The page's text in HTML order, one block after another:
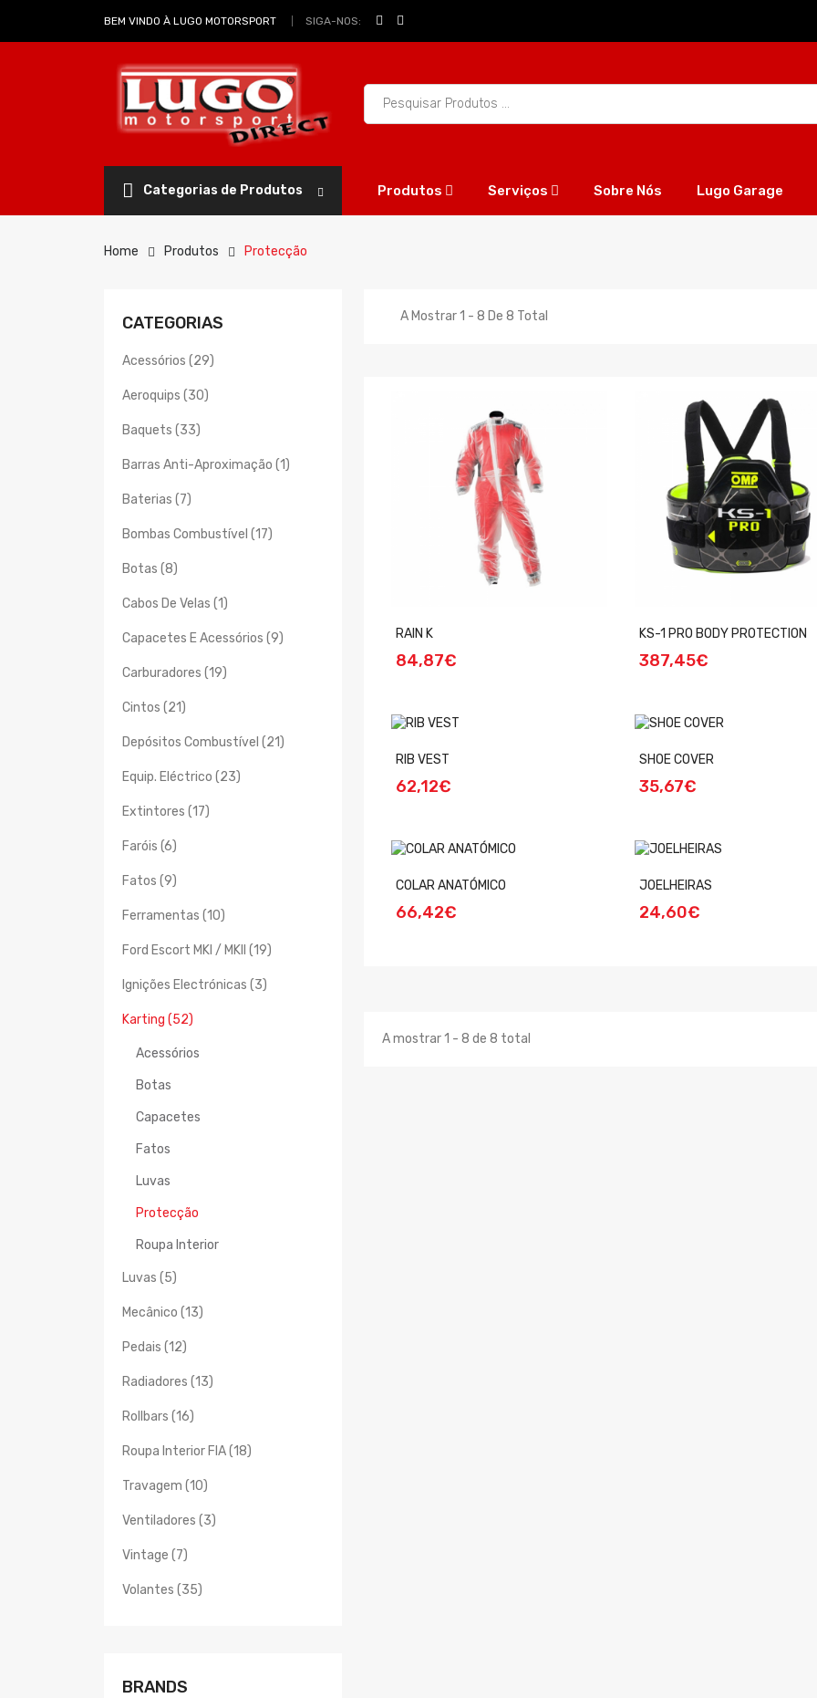
BEM VINDO À LUGO MOTORSPORT SIGA-NOS:
Categorias de Produtos Produtos Serviços Sobre Nós Lugo Garage
Home Produtos Protecção
A Mostrar 1 - 8 De 8 Total
RAIN K
84,87€
KS-1 PRO BODY PROTECTION
387,45€
RIB VEST
62,12€
SHOE COVER
35,67€
COLAR ANATÓMICO
66,42€
JOELHEIRAS
24,60€
A mostrar 1 - 8 de 8 total
CATEGORIAS
Acessórios (29)
Aeroquips (30)
Baquets (33)
Barras Anti-Aproximação (1)
Baterias (7)
Bombas Combustível (17)
Botas (8)
Cabos De Velas (1)
Capacetes E Acessórios (9)
Carburadores (19)
Cintos (21)
Depósitos Combustível (21)
Equip. Eléctrico (23)
Extintores (17)
Faróis (6)
Fatos (9)
Ferramentas (10)
Ford Escort MKI / MKII (19)
Ignições Electrónicas (3)
Karting (52)
Acessórios
Botas
Capacetes
Fatos
Luvas
Protecção
Roupa Interior
Luvas (5)
Mecânico (13)
Pedais (12)
Radiadores (13)
Rollbars (16)
Roupa Interior FIA (18)
Travagem (10)
Ventiladores (3)
Vintage (7)
Volantes (35)
BRANDS